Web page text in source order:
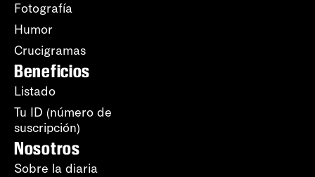
Fotografía
Humor
Crucigramas
Beneficios
Listado
Tu ID (número de
suscripción)
Nosotros
Sobre la diaria